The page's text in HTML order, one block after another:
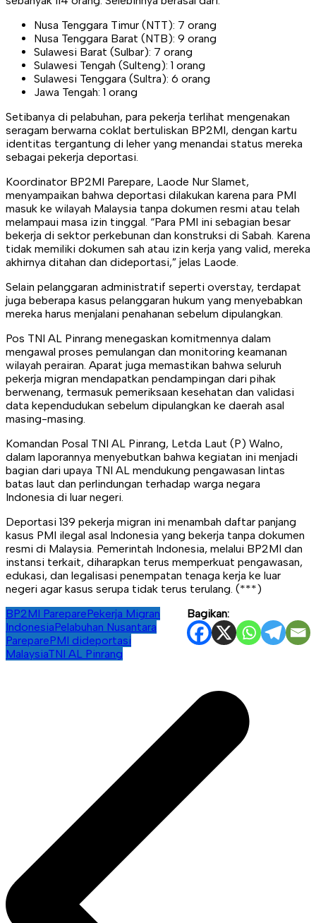
Nusa Tenggara Timur (NTT): 7 orang
Nusa Tenggara Barat (NTB): 9 orang
Sulawesi Barat (Sulbar): 7 orang
Sulawesi Tengah (Sulteng): 1 orang
Sulawesi Tenggara (Sultra): 6 orang
Jawa Tengah: 1 orang
Setibanya di pelabuhan, para pekerja terlihat mengenakan
seragam berwarna coklat bertuliskan BP2MI, dengan kartu
identitas tergantung di leher yang menandai status mereka
sebagai pekerja deportasi.
Koordinator BP2MI Parepare, Laode Nur Slamet,
menyampaikan bahwa deportasi dilakukan karena para PMI
masuk ke wilayah Malaysia tanpa dokumen resmi atau telah
melampaui masa izin tinggal. “Para PMI ini sebagian besar
bekerja di sektor perkebunan dan konstruksi di Sabah. Karena
tidak memiliki dokumen sah atau izin kerja yang valid, mereka
akhirnya ditahan dan dideportasi,” jelas Laode.
Selain pelanggaran administratif seperti overstay, terdapat
juga beberapa kasus pelanggaran hukum yang menyebabkan
mereka harus menjalani penahanan sebelum dipulangkan.
Pos TNI AL Pinrang menegaskan komitmennya dalam
mengawal proses pemulangan dan monitoring keamanan
wilayah perairan. Aparat juga memastikan bahwa seluruh
pekerja migran mendapatkan pendampingan dari pihak
berwenang, termasuk pemeriksaan kesehatan dan validasi
data kependudukan sebelum dipulangkan ke daerah asal
masing-masing.
Komandan Posal TNI AL Pinrang, Letda Laut (P) Walno,
dalam laporannya menyebutkan bahwa kegiatan ini menjadi
bagian dari upaya TNI AL mendukung pengawasan lintas
batas laut dan perlindungan terhadap warga negara
Indonesia di luar negeri.
Deportasi 139 pekerja migran ini menambah daftar panjang
kasus PMI ilegal asal Indonesia yang bekerja tanpa dokumen
resmi di Malaysia. Pemerintah Indonesia, melalui BP2MI dan
instansi terkait, diharapkan terus memperkuat pengawasan,
edukasi, dan legalisasi penempatan tenaga kerja ke luar
negeri agar kasus serupa tidak terus terulang. (***)
Bagikan:
BP2MI PareparePekerja Migran
IndonesiaPelabuhan Nusantara
PareparePMI dideportasi
MalaysiaTNI AL Pinrang